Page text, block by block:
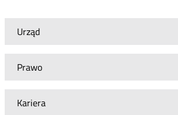
Urząd
Prawo
Kariera